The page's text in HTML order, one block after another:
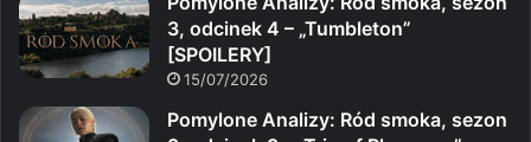
3, odcinek 4 – „Tumbleton”
[SPOILERY]
15/07/2026
Pomylone Analizy: Ród smoka, sezon